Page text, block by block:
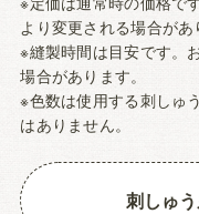
より変更される場合があ
※縫製時間は目安です。
場合があります。
※色数は使用する刺しゅ
はありません。
刺しゅ